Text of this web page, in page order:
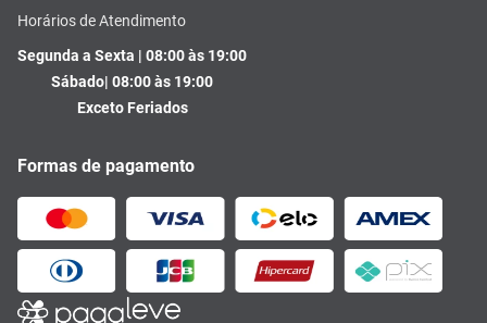
Horários de Atendimento
Segunda a Sexta | 08:00 às 19:00
Sábado| 08:00 às 19:00
Exceto Feriados
Formas de pagamento